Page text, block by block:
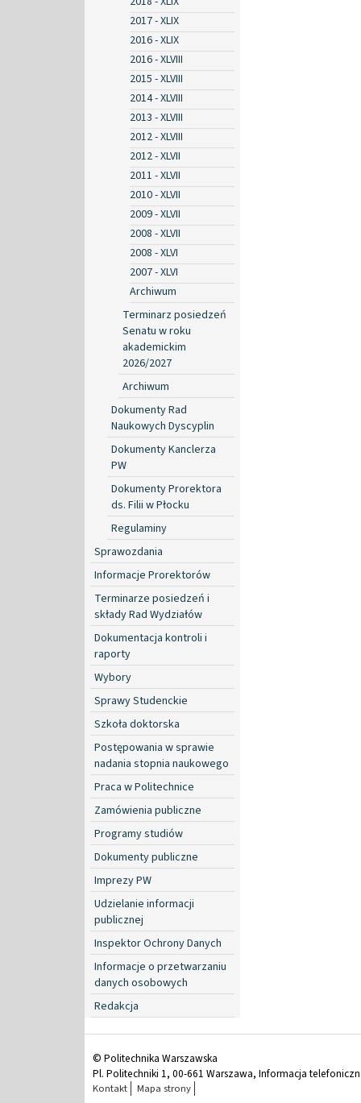
2017 - XLIX
2016 - XLIX
2016 - XLVIII
2015 - XLVIII
2014 - XLVIII
2013 - XLVIII
2012 - XLVIII
2012 - XLVII
2011 - XLVII
2010 - XLVII
2009 - XLVII
2008 - XLVII
2008 - XLVI
2007 - XLVI
Archiwum
Terminarz posiedzeń
Senatu w roku
akademickim
2026/2027
Archiwum
Dokumenty Rad
Naukowych Dyscyplin
Dokumenty Kanclerza
PW
Dokumenty Prorektora
ds. Filii w Płocku
Regulaminy
Sprawozdania
Informacje Prorektorów
Terminarze posiedzeń i
składy Rad Wydziałów
Dokumentacja kontroli i
raporty
Wybory
Sprawy Studenckie
Szkoła doktorska
Postępowania w sprawie
nadania stopnia naukowego
Praca w Politechnice
Zamówienia publiczne
Programy studiów
Dokumenty publiczne
Imprezy PW
Udzielanie informacji
publicznej
Inspektor Ochrony Danych
Informacje o przetwarzaniu
danych osobowych
Redakcja
© Politechnika Warszawska
Pl. Politechniki 1, 00-661 Warszawa, Informacja
Kontakt Mapa strony